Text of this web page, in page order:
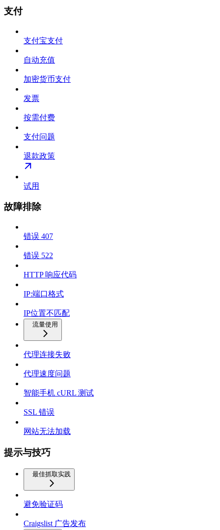
支付
支付宝支付
自动充值
加密货币支付
发票
按需付费
支付问题
退款政策
试用
故障排除
错误 407
错误 522
HTTP 响应代码
IP:端口格式
IP位置不匹配
流量使用
代理连接失败
代理速度问题
智能手机 cURL 测试
SSL 错误
网站无法加载
提示与技巧
最佳抓取实践
避免验证码
Craigslist 广告发布